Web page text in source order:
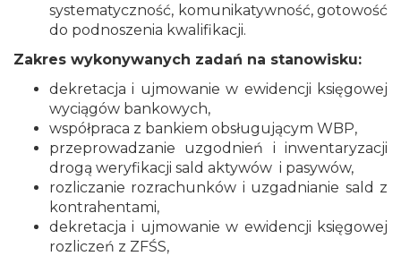
systematyczność, komunikatywność, gotowość
do podnoszenia kwalifikacji.
Zakres wykonywanych zadań na stanowisku:
dekretacja i ujmowanie w ewidencji księgowej
wyciągów bankowych,
współpraca z bankiem obsługującym WBP,
przeprowadzanie uzgodnień i inwentaryzacji
drogą weryfikacji sald aktywów i pasywów,
rozliczanie rozrachunków i uzgadnianie sald z
kontrahentami,
dekretacja i ujmowanie w ewidencji księgowej
rozliczeń z ZFŚS,